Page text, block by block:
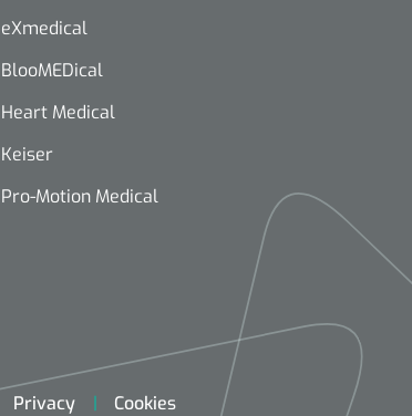
eXmedical
BlooMEDical
Heart Medical
Keiser
Pro-Motion Medical
Privacy Cookies